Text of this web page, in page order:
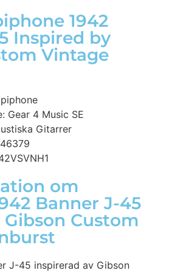
1942
Inspired by
Vintage
Gear 4 Music SE
Gitarrer
om
Banner J-45
Custom
J-45 inspirerad av Gibson